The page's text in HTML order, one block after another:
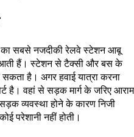
सबसे नजदीकी रेलवे स्टेशन आबू
हैं। स्टेशन से टैक्सी और बस के
है। अगर हवाई यात्रा करना
है। वहां से सड़क मार्ग के जरिए आराम
व्यवस्था होने के कारण निजी
परेशानी नहीं होती।